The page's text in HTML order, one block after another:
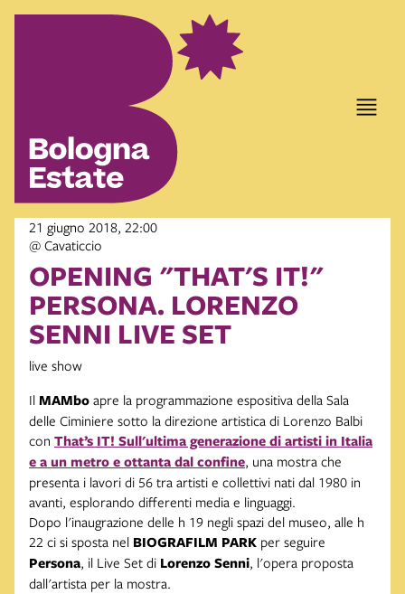
21 giugno 2018, 22:00
@ Cavaticcio
OPENING "THAT'S IT!"
PERSONA. LORENZO
SENNI LIVE SET
live show
Il MAMbo apre la programmazione espositiva della Sala
delle Ciminiere sotto la direzione artistica di Lorenzo Balbi
con That’s IT! Sull'ultima generazione di artisti in Italia
e a un metro e ottanta dal confine, una mostra che
presenta i lavori di 56 tra artisti e collettivi nati dal 1980 in
avanti, esplorando differenti media e linguaggi.
Dopo l'inaugrazione delle h 19 negli spazi del museo, alle h
22 ci si sposta nel BIOGRAFILM PARK per seguire
Persona, il Live Set di Lorenzo Senni, l'opera proposta
dall'artista per la mostra.